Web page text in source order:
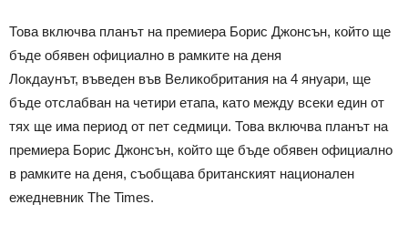
Това включва планът на премиера Борис Джонсън, който ще
бъде обявен официално в рамките на деня
Локдаунът, въведен във Великобритания на 4 януари, ще
бъде отслабван на четири етапа, като между всеки един от
тях ще има период от пет седмици. Това включва планът на
премиера Борис Джонсън, който ще бъде обявен официално
в рамките на деня, съобщава британският национален
ежедневник The Times.